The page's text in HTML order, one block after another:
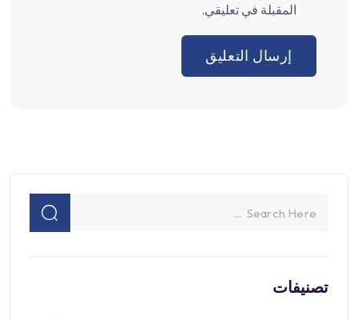
المقبلة في تعليقي.
تصنيفات